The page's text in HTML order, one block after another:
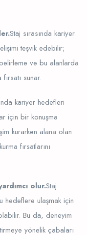
Staj sırasında kariyer
teşvik edebilir;
ve bu alanlarda
sunar.
kariyer hedefleri
için bir konuşma
kurarken alana olan
fırsatlarını
olur.Staj
hedeflere ulaşmak için
Bu da, deneyim
yönelik çabaları